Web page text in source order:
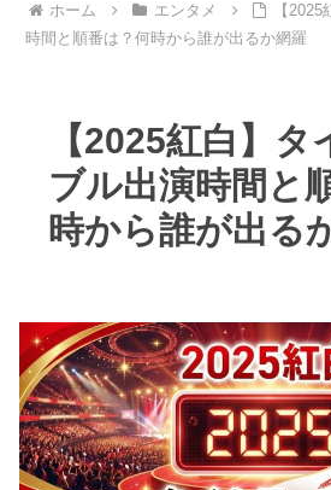
ホーム エンタメ
【
時間と順番は？何時から誰が出るか網羅
【2025紅白】タ
ブル出演時間と
時から誰が出る